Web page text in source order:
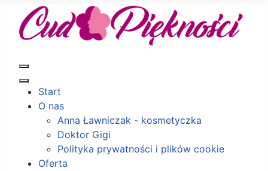
Start
O nas
Anna Ławniczak - kosmetyczka
Doktor Gigi
Polityka prywatności i plików cookie
Oferta